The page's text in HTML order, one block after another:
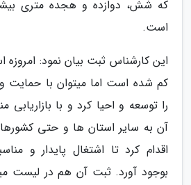
که شش، دوازده و هجده متری
است.
این کارشناس ثبت بیان نمود: امروزه
کم شده است اما میتوان با حمایت و
را توسعه و احیا کرد و با
آن به سایر استان ها و حتی
اقدام کرد تا اشتغال پایدار و
بوجود آورد. ثبت آن هم در لیست